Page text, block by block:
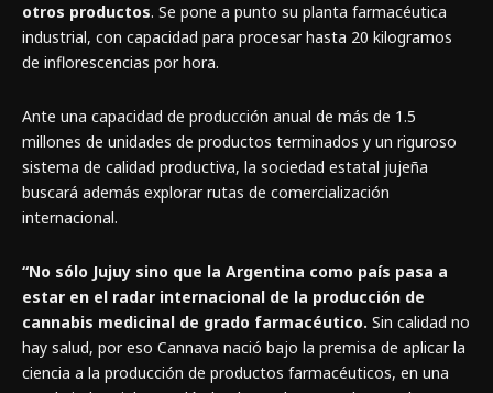
otros productos. Se pone a punto su planta farmacéutica
industrial, con capacidad para procesar hasta 20 kilogramos
de inflorescencias por hora.
Ante una capacidad de producción anual de más de 1.5
millones de unidades de productos terminados y un riguroso
sistema de calidad productiva, la sociedad estatal jujeña
buscará además explorar rutas de comercialización
internacional.
“No sólo Jujuy sino que la Argentina como país pasa a
estar en el radar internacional de la producción de
cannabis medicinal de grado farmacéutico. Sin calidad no
hay salud, por eso Cannava nació bajo la premisa de aplicar la
ciencia a la producción de productos farmacéuticos, en una